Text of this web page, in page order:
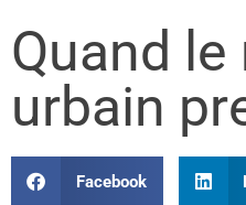
Quand
urbain
Facebook